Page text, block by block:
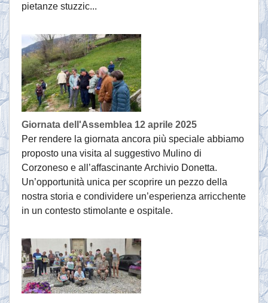
pietanze stuzzic...
Giornata dell'Assemblea 12 aprile 2025
Per rendere la giornata ancora più speciale abbiamo
proposto una visita al suggestivo Mulino di
Corzoneso e all’affascinante Archivio Donetta.
Un’opportunità unica per scoprire un pezzo della
nostra storia e condividere un’esperienza arricchente
in un contesto stimolante e ospitale.